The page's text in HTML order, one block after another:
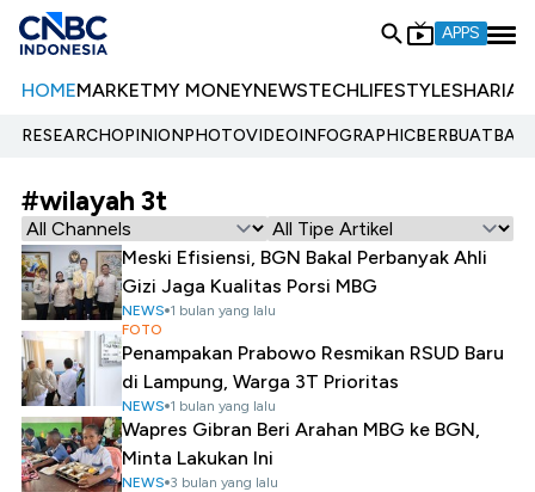
APPS
HOMEMARKETMY MONEYNEWSTECHLIFESTYLESHARIA
RESEARCHOPINIONPHOTOVIDEOINFOGRAPHIC
#wilayah 3t
Meski Efisiensi, BGN Bakal Perbanyak Ahli
Gizi Jaga Kualitas Porsi MBG
NEWS 1 bulan yang lalu
FOTO
Penampakan Prabowo Resmikan RSUD Baru
di Lampung, Warga 3T Prioritas
NEWS 1 bulan yang lalu
Wapres Gibran Beri Arahan MBG ke BGN,
Minta Lakukan Ini
NEWS 3 bulan yang lalu